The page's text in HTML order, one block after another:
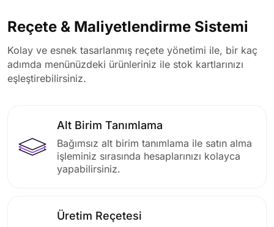
Reçete & Maliyetlendirme Sistemi
Kolay ve esnek tasarlanmış reçete yönetimi ile, bir kaç
adımda menünüzdeki ürünleriniz ile stok kartlarınızı
eşleştirebilirsiniz.
Alt Birim Tanımlama
Bağımsız alt birim tanımlama ile satın alma
işleminiz sırasında hesaplarınızı kolayca
yapabilirsiniz.
Üretim Reçetesi